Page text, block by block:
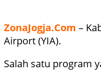
ZonaJogja.Com –
Airport (YIA).
Salah satu program